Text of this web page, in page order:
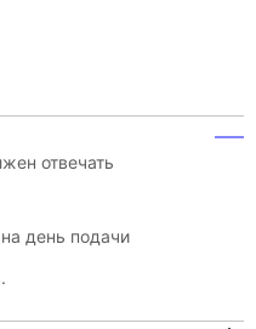
отвечать
день подачи